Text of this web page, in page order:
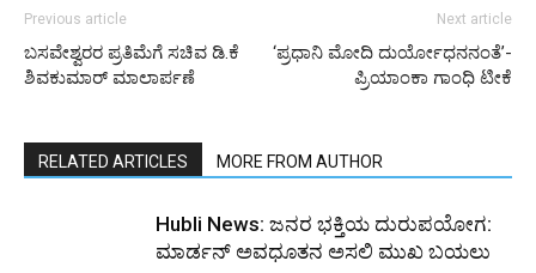
Previous article
ಬಸವೇಶ್ವರರ ಪ್ರತಿಮೆಗೆ ಸಚಿವ ಡಿ.ಕೆ
ಶಿವಕುಮಾರ್ ಮಾಲಾರ್ಪಣೆ
Next article
‘ಪ್ರಧಾನಿ ಮೋದಿ ದುರ್ಯೋಧನನಂತೆ’-
ಪ್ರಿಯಾಂಕಾ ಗಾಂಧಿ ಟೀಕೆ
RELATED ARTICLES MORE FROM AUTHOR
Hubli News: ಜನರ ಭಕ್ತಿಯ ದುರುಪಯೋಗ:
ಮಾರ್ಡನ್ ಅವಧೂತನ ಅಸಲಿ ಮುಖ ಬಯಲು